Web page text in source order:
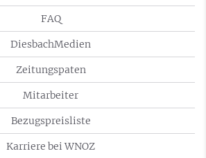
FAQ
DiesbachMedien
Zeitungspaten
Mitarbeiter
Bezugspreisliste
Karriere bei WNOZ